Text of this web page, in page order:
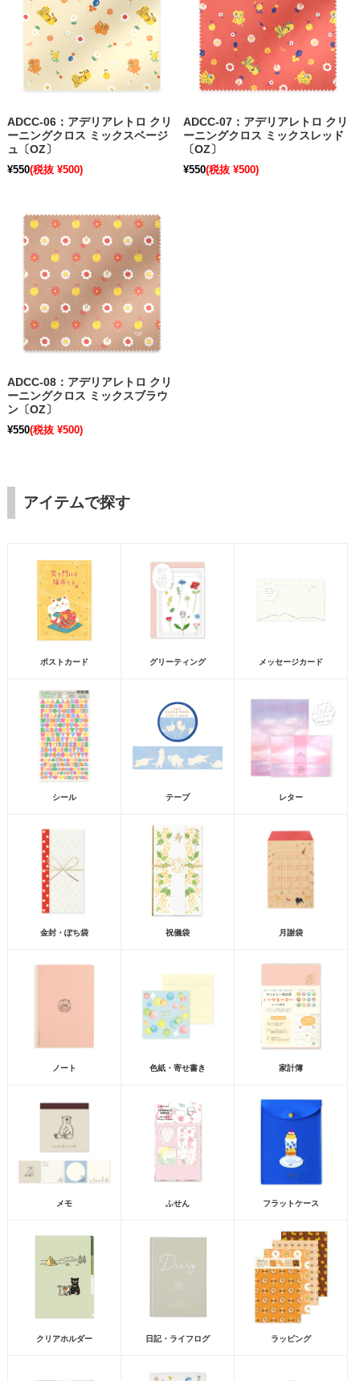
ADCC-06：アデリアレトロ クリ
ーニングクロス ミックスベージ
ュ〔OZ〕
¥550(税抜 ¥500)
ADCC-07：アデリアレトロ クリ
ーニングクロス ミックスレッド
〔OZ〕
¥550(税抜 ¥500)
ADCC-08：アデリアレトロ クリ
ーニングクロス ミックスブラウ
ン〔OZ〕
¥550(税抜 ¥500)
アイテムで探す
ポストカード グリーティング メッセージカード
シール テープ レター
金封・ぽち袋 祝儀袋 月謝袋
ノート 色紙・寄せ書き 家計簿
メモ ふせん フラットケース
クリアホルダー 日記・ライフログ ラッピング